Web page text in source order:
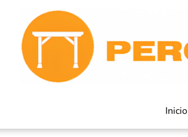
Inicio